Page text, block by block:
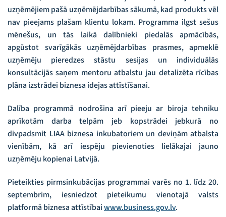
uzņēmējiem pašā uzņēmējdarbības sākumā, kad produkts vēl
nav pieejams plašam klientu lokam. Programma ilgst sešus
mēnešus, un tās laikā dalībnieki piedalās apmācībās,
apgūstot svarīgākās uzņēmējdarbības prasmes, apmeklē
uzņēmēju pieredzes stāstu sesijas un individuālās
konsultācijās saņem mentoru atbalstu jau detalizēta rīcības
plāna izstrādei biznesa idejas attīstīšanai.
Dalība programmā nodrošina arī pieeju ar biroja tehniku
aprīkotām darba telpām jeb kopstrādei jebkurā no
divpadsmit LIAA biznesa inkubatoriem un deviņām atbalsta
vienībām, kā arī iespēju pievienoties lielākajai jauno
uzņēmēju kopienai Latvijā.
Pieteikties pirmsinkubācijas programmai varēs no 1. līdz 20.
septembrim, iesniedzot pieteikumu vienotajā valsts
platformā biznesa attīstībaiwww.business.gov.lv.